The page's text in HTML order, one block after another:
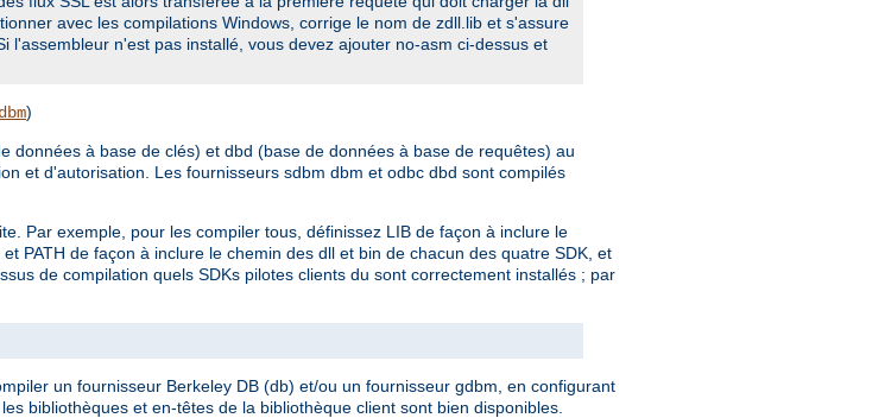
avec les compilations Windows, corrige le nom de zdll.lib et s'assure
n'est pas installé, vous devez ajouter no-asm ci-dessus et
)
données à base de clés) et dbd (base de données à base de requêtes) au
et d'autorisation. Les fournisseurs sdbm dbm et odbc dbd sont compilés
Par exemple, pour les compiler tous, définissez LIB de façon à inclure le
PATH de façon à inclure le chemin des dll et bin de chacun des quatre SDK, et
de compilation quels SDKs pilotes clients du sont correctement installés ; par
un fournisseur Berkeley DB (db) et/ou un fournisseur gdbm, en configurant
bibliothèques et en-têtes de la bibliothèque client sont bien disponibles.